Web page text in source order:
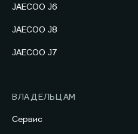
JAECOO J6
JAECOO J8
JAECOO J7
ВЛАДЕЛЬЦАМ
Сервис